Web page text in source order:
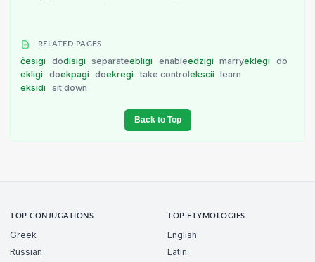
RELATED PAGES
ĉesigi dodisigi separateebligi enableedzigi marryeklegi
do
ekligi
doekpagi doekregi take controlekscii
learn
eksidi
sit down
Back to Top
TOP CONJUGATIONS
Greek
Russian
TOP ETYMOLOGIES
English
Latin